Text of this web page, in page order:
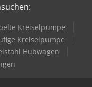
Kreiselpumpe
Kreiselpumpe
Hubwagen